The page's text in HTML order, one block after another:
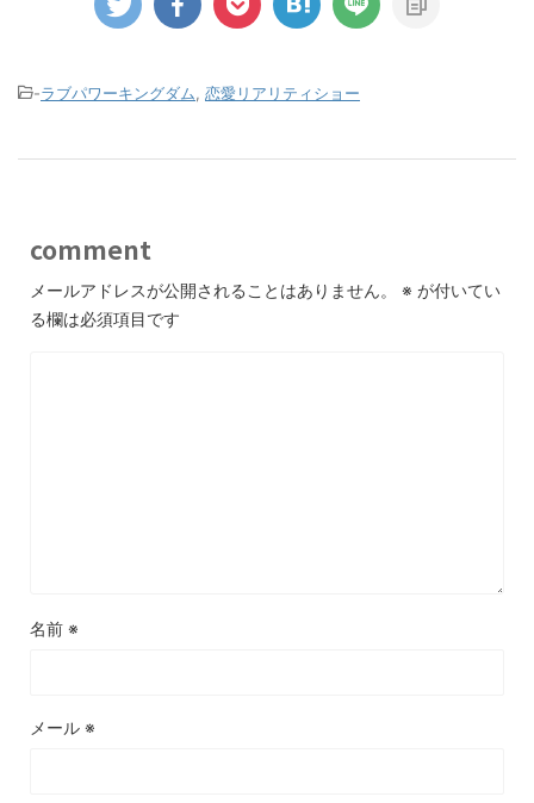
-ラブパワーキングダム 恋愛リアリティショー
comment
メールアドレスが公開されることはありません。 ※ が付いてい
る欄は必須項目です
名前 ※
メール ※